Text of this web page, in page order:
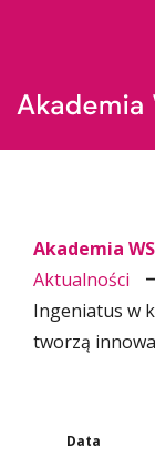
Akademia
Aktualności
Ingeniatus w
tworzą
Data